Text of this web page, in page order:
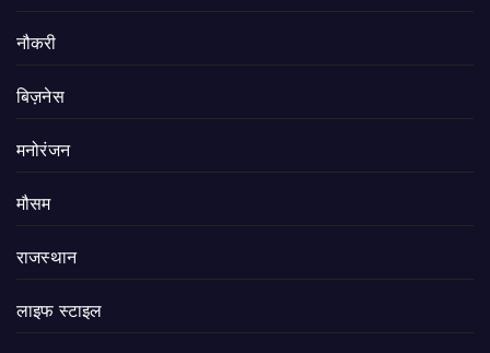
नौकरी
बिज़नेस
मनोरंजन
मौसम
राजस्थान
लाइफ स्टाइल